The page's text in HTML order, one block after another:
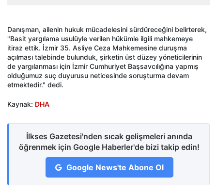
Danışman, ailenin hukuk mücadelesini sürdüreceğini belirterek,
"Basit yargılama usulüyle verilen hükümle ilgili mahkemeye
itiraz ettik. İzmir 35. Asliye Ceza Mahkemesine duruşma
açılması talebinde bulunduk, şirketin üst düzey yöneticilerinin
de yargılanması için İzmir Cumhuriyet Başsavcılığına yapmış
olduğumuz suç duyurusu neticesinde soruşturma devam
etmektedir." dedi.
Kaynak: DHA
İlkses Gazetesi'nden sıcak gelişmeleri anında
öğrenmek için Google Haberler'de bizi takip edin!
Google News'te Abone Ol